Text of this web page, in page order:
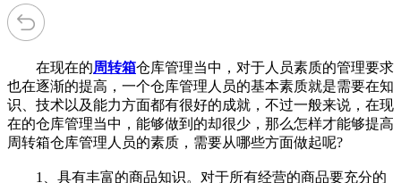
在现在的周转箱仓库管理当中，对于人员素质的管理要求
也在逐渐的提高，一个仓库管理人员的基本素质就是需要在知
识、技术以及能力方面都有很好的成就，不过一般来说，在现
在的仓库管理当中，能够做到的却很少，那么怎样才能够提高
周转箱仓库管理人员的素质，需要从哪些方面做起呢?
1、具有丰富的商品知识。对于所有经营的商品要充分的